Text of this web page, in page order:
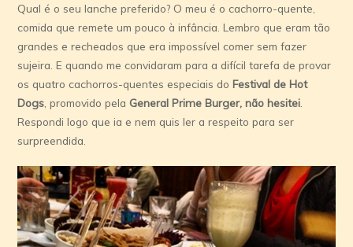
Qual é o seu lanche preferido? O meu é o cachorro-quente,
comida que remete um pouco à infância. Lembro que eram tão
grandes e recheados que era impossível comer sem fazer
sujeira. E quando me convidaram para a difícil tarefa de provar
os quatro cachorros-quentes especiais doFestival de Hot
Dogs , promovido pelaGeneral Prime Burger,não hesitei
Respondi logo que ia e nem quis ler a respeito para ser
surpreendida.